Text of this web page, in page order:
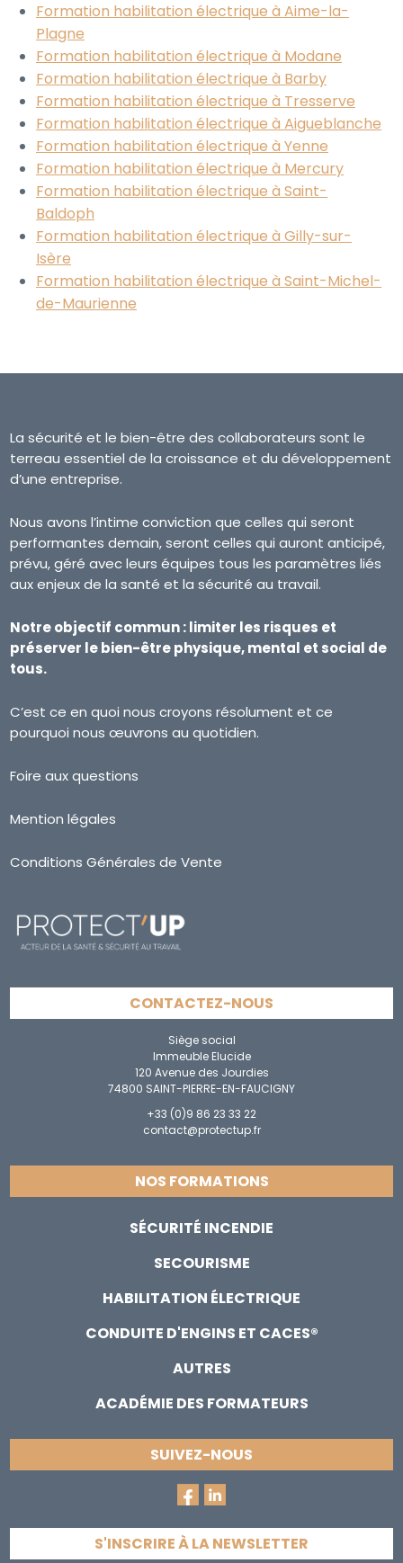
Formation habilitation électrique à Aime-la-
Plagne
Formation habilitation électrique à Modane
Formation habilitation électrique à Barby
Formation habilitation électrique à Tresserve
Formation habilitation électrique à Aigueblanche
Formation habilitation électrique à Yenne
Formation habilitation électrique à Mercury
Formation habilitation électrique à Saint-
Baldoph
Formation habilitation électrique à Gilly-sur-
Isère
Formation habilitation électrique à Saint-Michel-
de-Maurienne
La sécurité et le bien-être des collaborateurs sont le
terreau essentiel de la croissance et du développement
d’une entreprise.
Nous avons l’intime conviction que celles qui seront
performantes demain, seront celles qui auront anticipé,
prévu, géré avec leurs équipes tous les paramètres liés
aux enjeux de la santé et la sécurité au travail.
Notre objectif commun : limiter les risques et
préserver le bien-être physique, mental et social de
tous.
C’est ce en quoi nous croyons résolument et ce
pourquoi nous œuvrons au quotidien.
Foire aux questions
Mention légales
Conditions Générales de Vente
CONTACTEZ-NOUS
Siège social
Immeuble Elucide
120 Avenue des Jourdies
74800 SAINT-PIERRE-EN-FAUCIGNY
+33 (0)9 86 23 33 22
contact@protectup.fr
NOS FORMATIONS
SÉCURITÉ INCENDIE
SECOURISME
HABILITATION ÉLECTRIQUE
CONDUITE D'ENGINS ET CACES®
AUTRES
ACADÉMIE DES FORMATEURS
SUIVEZ-NOUS
S'INSCRIRE À LA NEWSLETTER